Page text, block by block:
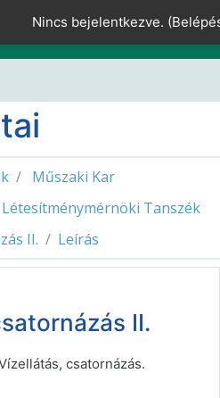
Nincs bejelentkezve. (
Műszaki Kar
Tanszék
II.
Leírás
II.
csatornázás.